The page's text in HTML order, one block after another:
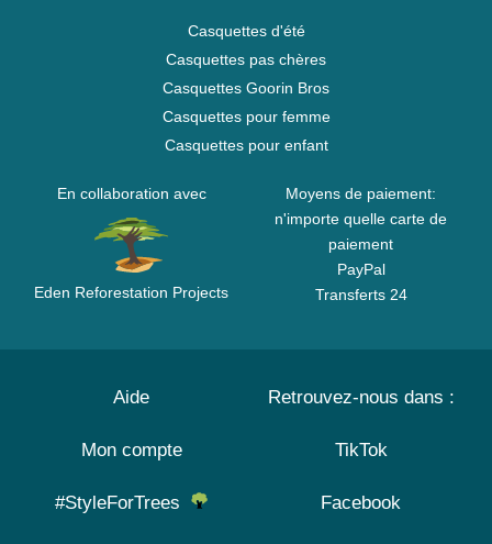
Casquettes d'été
Casquettes pas chères
Casquettes Goorin Bros
Casquettes pour femme
Casquettes pour enfant
En collaboration avec
Eden Reforestation Projects
Moyens de paiement:
n'importe quelle carte de
paiement
PayPal
Transferts 24
Aide
Mon compte
#StyleForTrees
Retrouvez-nous dans :
TikTok
Facebook